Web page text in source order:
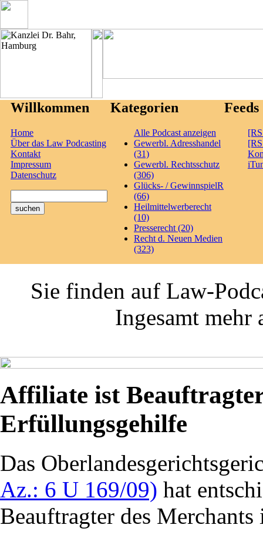
Willkommen
Home
Über das Law Podcasting
Kontakt
Impressum
Datenschutz
Kategorien
Alle Podcast anzeigen
Gewerbl. Adresshandel
(31)
Gewerbl. Rechtsschutz
(306)
Glücks- / GewinnspielR
(66)
Heilmittelwerberecht
(10)
Presserecht (20)
Recht d. Neuen Medien
(323)
Feeds
Sie finden auf Law-
Ingesamt mehr
Affiliate ist
Erfüllungsgehilfe
Das
Az.: 6 U 169/09) hat
Beauftragter des